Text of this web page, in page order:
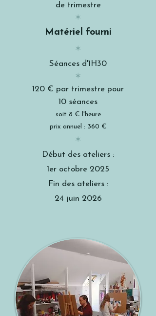
de trimestre
✶
Matériel fourni
✶
Séances d'1H30
✶
120 € par trimestre pour
10 séances
soit 8 € l'heure
prix annuel : 360 €
✶
Début des ateliers :
1er octobre 2025
Fin des ateliers :
24 juin 2026